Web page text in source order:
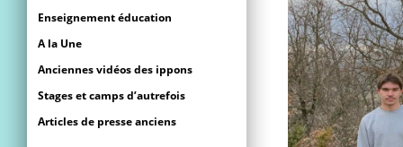
Enseignement éducation
A la Une
Anciennes vidéos des ippons
Stages et camps d’autrefois
Articles de presse anciens